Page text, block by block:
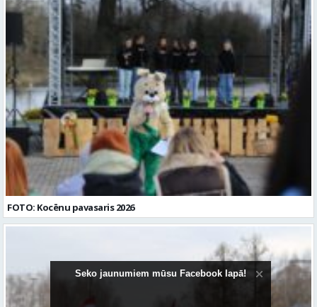
FOTO: Kocēnu pavasaris 2026
Seko jaunumiem mūsu Facebook lapā!